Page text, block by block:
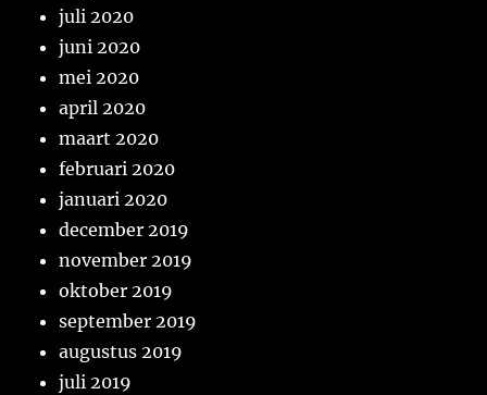
juli 2020
juni 2020
mei 2020
april 2020
maart 2020
februari 2020
januari 2020
december 2019
november 2019
oktober 2019
september 2019
augustus 2019
juli 2019